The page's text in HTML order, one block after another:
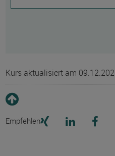
Kurs aktualisiert am
Empfehlen